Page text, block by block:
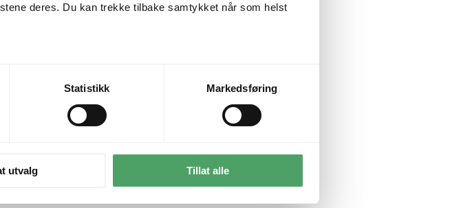
deres. Du kan trekke tilbake samtykket når som helst
Statistikk Markedsføring
utvalg Tillat alle